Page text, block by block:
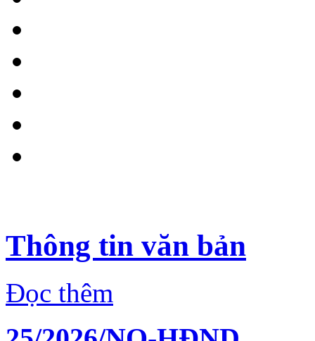
Thông tin văn bản
Đọc thêm